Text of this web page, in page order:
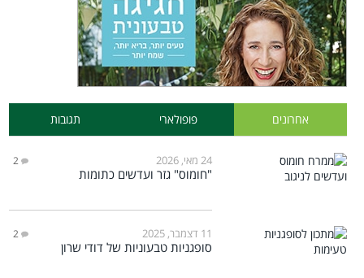
אחרונים פופולארי תגובות
24 מאי, 2026 2
"חומוס" גזר ועדשים כתומות
11 דצמבר, 2025 2
סופגניות טבעוניות של דודי שרון